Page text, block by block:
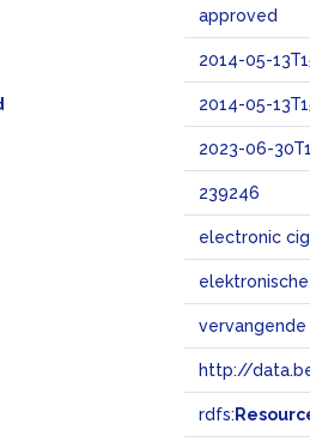
approved
2014-05-
2014-05-
2023-06-
239246
electronic
http://
rdfs: